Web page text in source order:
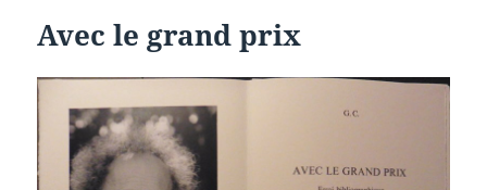
Avec le grand prix